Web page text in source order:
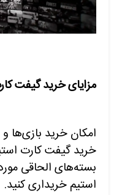
مزایای خرید گیفت
امکان خرید بازی‌ها
خرید گیفت کارت
بسته‌های الحاقی
استیم خریداری کنید.